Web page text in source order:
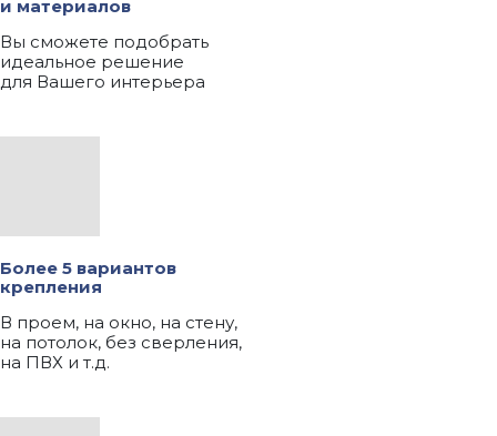
и материалов
Вы сможете подобрать
идеальное решение
для Вашего интерьера
Более 5 вариантов
крепления
В проем, на окно, на стену,
на потолок, без сверления,
на ПВХ и т.д.